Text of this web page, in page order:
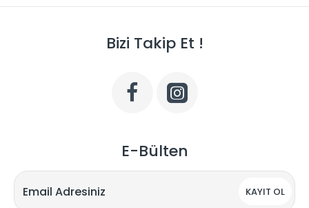
Bizi Takip Et !
E-Bülten
KAYIT OL